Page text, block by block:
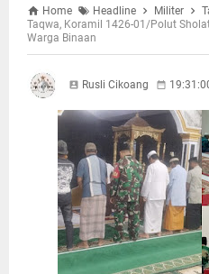
Home Headline Militer
Taqwa, Koramil 1426-01/Polut
Warga Binaan
Rusli Cikoang